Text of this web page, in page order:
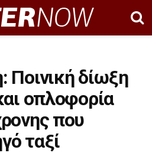
Ποινική δίωξη
οπλοφορία
που
ταξί